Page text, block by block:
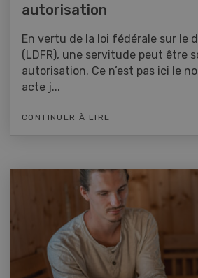
autorisation
En vertu de la loi fédérale sur le
(LDFR), une servitude peut être
autorisation. Ce n’est pas ici le
acte j...
CONTINUER À LIRE